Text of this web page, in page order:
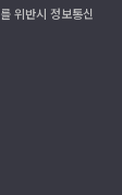
위반시 정보통신